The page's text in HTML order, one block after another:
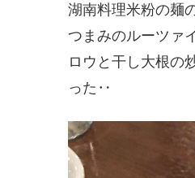
湖南料理米粉の麺
つまみのルーツァ
ロウと干し大根の
った‥